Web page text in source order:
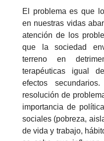
El problema es que
en nuestras vidas
atención de los
que la sociedad
terreno en
terapéuticas igual
efectos
resolución de
importancia de
sociales (pobreza,
de vida y trabajo,